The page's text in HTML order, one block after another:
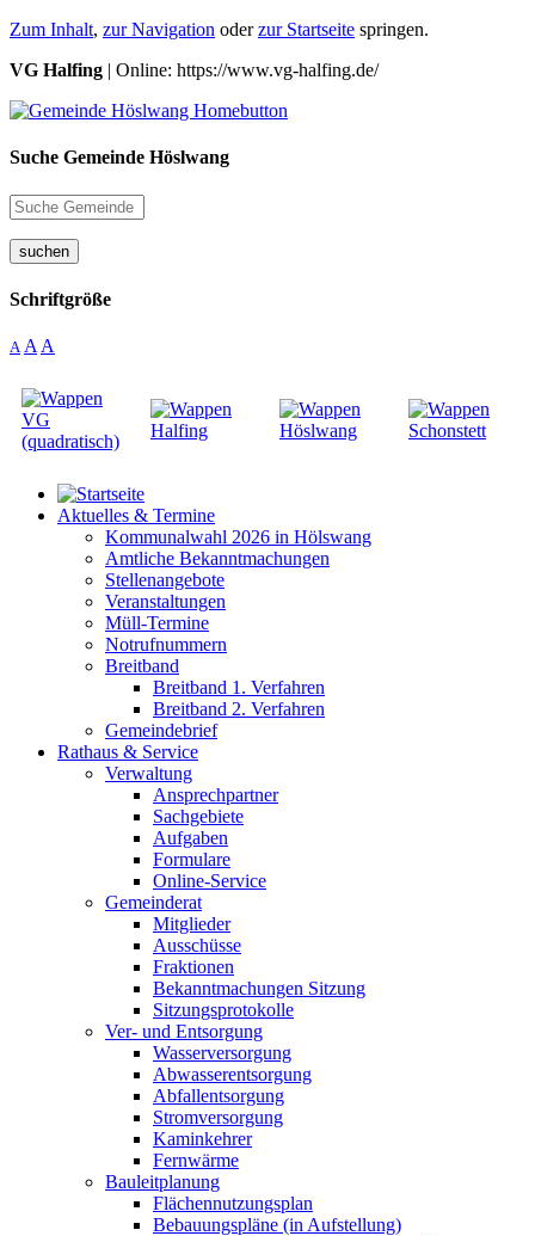
Zum Inhalt, zur Navigation oderzur Startseite springen.
VG Halfing | Online: https://www.vg-halfing.de/
Suche Gemeinde Höslwang
suchen
Schriftgröße
A A A
Aktuelles & Termine
Kommunalwahl 2026 in Hölswang
Amtliche Bekanntmachungen
Stellenangebote
Veranstaltungen
Müll-Termine
Notrufnummern
Breitband
Breitband 1. Verfahren
Breitband 2. Verfahren
Gemeindebrief
Rathaus & Service
Verwaltung
Ansprechpartner
Sachgebiete
Aufgaben
Formulare
Online-Service
Gemeinderat
Mitglieder
Ausschüsse
Fraktionen
Bekanntmachungen Sitzung
Sitzungsprotokolle
Ver- und Entsorgung
Wasserversorgung
Abwasserentsorgung
Abfallentsorgung
Stromversorgung
Kaminkehrer
Fernwärme
Bauleitplanung
Flächennutzungsplan
Bebauungspläne (in Aufstellung)